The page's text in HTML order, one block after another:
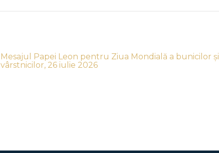
Mesajul Papei Leon pentru Ziua Mondială a bunicilor și
vârstnicilor, 26 iulie 2026